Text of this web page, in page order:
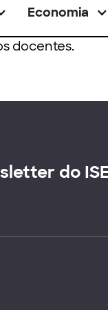
Economia
docentes.
do